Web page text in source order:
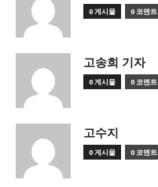
0 게시물 0 코멘트
고송희 기자
0 게시물 0 코멘트
고수지
0 게시물 0 코멘트